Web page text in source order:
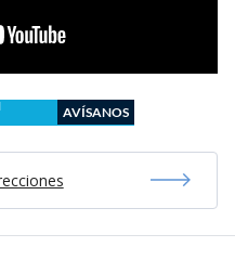
AVÍSANOS